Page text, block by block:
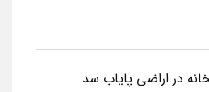
در اراضی پایاب سد